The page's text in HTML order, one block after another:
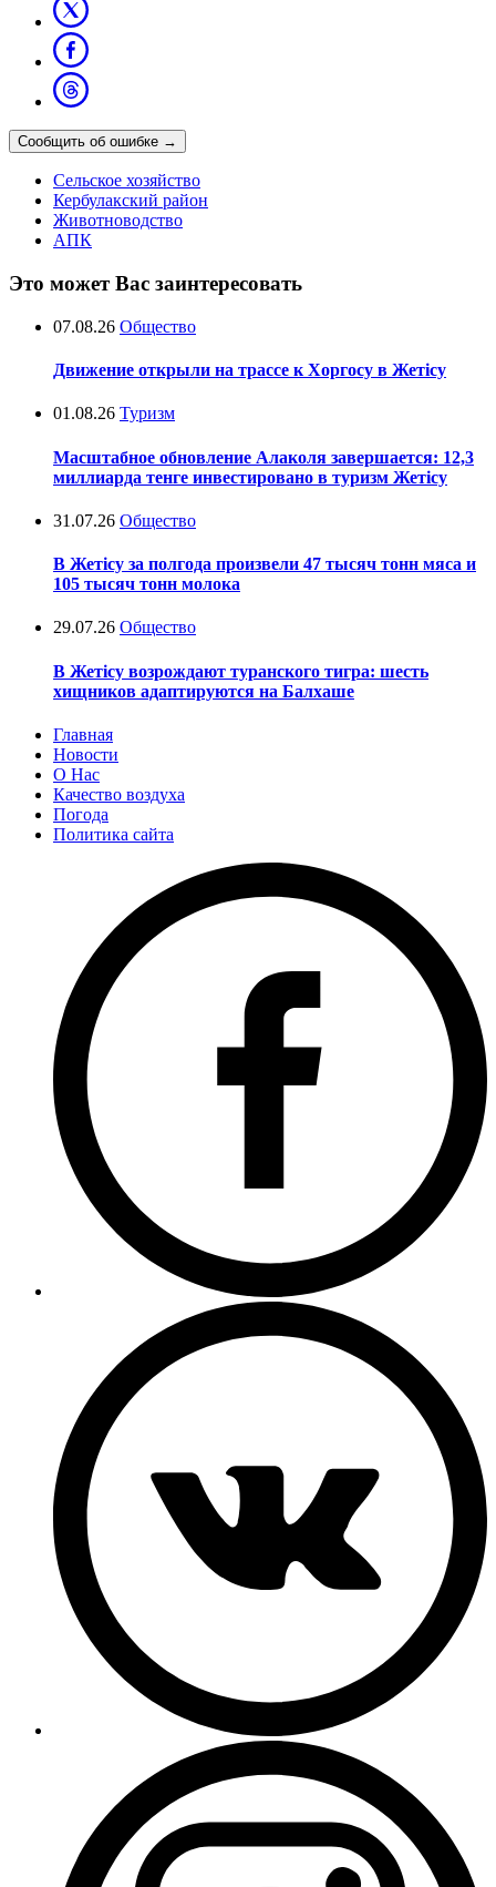
Сообщить об ошибке →
Сельское хозяйство
Кербулакский район
Животноводство
АПК
Это может Вас заинтересовать
07.08.26 Общество
Движение открыли на трассе к Хоргосу в Жетісу
01.08.26 Туризм
Масштабное обновление Алаколя завершается: 12,3
миллиарда тенге инвестировано в туризм Жетісу
31.07.26 Общество
В Жетісу за полгода произвели 47 тысяч тонн мяса и
105 тысяч тонн молока
29.07.26 Общество
В Жетісу возрождают туранского тигра: шесть
хищников адаптируются на Балхаше
Главная
Новости
О Нас
Качество воздуха
Погода
Политика сайта